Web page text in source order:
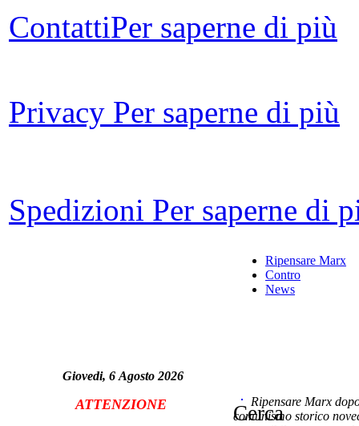
ContattiPer saperne di più
Privacy Per saperne di più
Spedizioni Per saperne di
Giovedi, 6 Agosto 2026
ATTENZIONE
Ripensare Marx
Contro
News
Ripensare Marx
comunismo storico
Cerca